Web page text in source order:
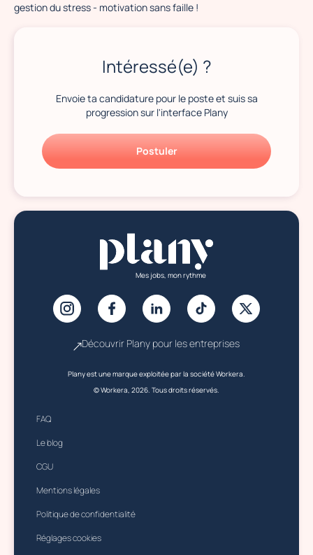
gestion du stress - motivation sans faille !
Intéressé(e) ?
Envoie ta candidature pour le poste et suis sa
progression sur l'interface Plany
Postuler
Mes jobs, mon rythme
Découvrir Plany pour les entreprises
Plany est une marque exploitée par la société Workera.
© Workera, 2026. Tous droits réservés.
FAQ
Le blog
CGU
Mentions légales
Politique de confidentialité
Réglages cookies